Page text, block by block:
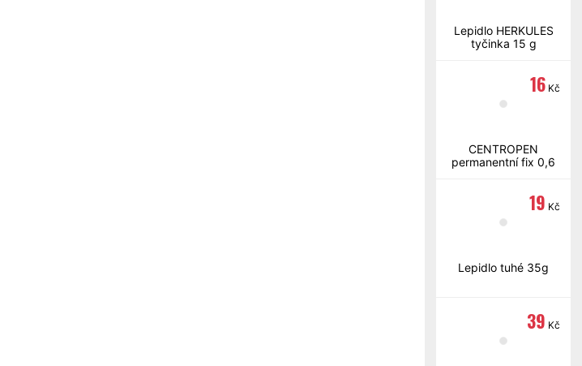
Lepidlo HERKULES
tyčinka 15 g
16 Kč
CENTROPEN
permanentní fix 0,6
19 Kč
Lepidlo tuhé 35g
39 Kč